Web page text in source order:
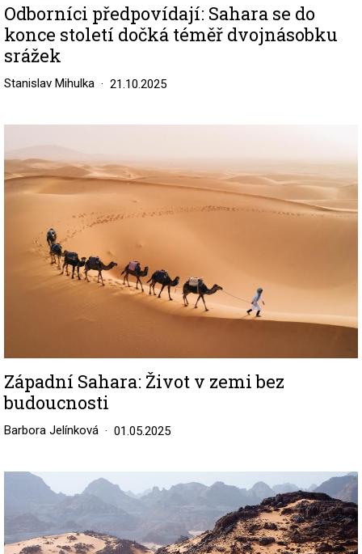
Odborníci předpovídají: Sahara se do
konce století dočká téměř dvojnásobku
srážek
Stanislav Mihulka 21.10.2025
Západní Sahara: Život v zemi bez
budoucnosti
Barbora Jelínková 01.05.2025
Image